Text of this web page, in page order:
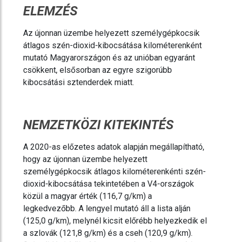
ELEMZÉS
Az újonnan üzembe helyezett személygépkocsik
átlagos szén-dioxid-kibocsátása kilométerenként
mutató Magyarországon és az unióban egyaránt
csökkent, elsősorban az egyre szigorúbb
kibocsátási sztenderdek miatt.
NEMZETKÖZI KITEKINTÉS
A 2020-as előzetes adatok alapján megállapítható,
hogy az újonnan üzembe helyezett
személygépkocsik átlagos kilométerenkénti szén-
dioxid-kibocsátása tekintetében a V4-országok
közül a magyar érték (116,7 g/km) a
legkedvezőbb. A lengyel mutató áll a lista alján
(125,0 g/km), melynél kicsit előrébb helyezkedik el
a szlovák (121,8 g/km) és a cseh (120,9 g/km).